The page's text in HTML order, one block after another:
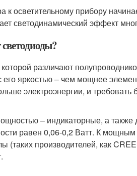
к осветительному прибору
светодинамический эффект
различают
яркостью – чем мощнее
электроэнергии, и
– индикаторные, а также
равен 0,06-0,2 Ватт. К
(таких производителей, как